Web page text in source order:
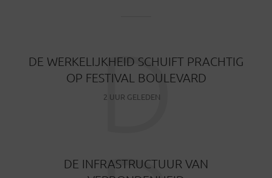
DE WERKELIJKHEID SCHUIFT PRACHTIG
OP FESTIVAL BOULEVARD
2 UUR GELEDEN
D
DE INFRASTRUCTUUR VAN